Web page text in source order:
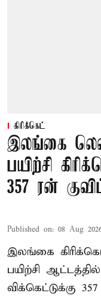
கிரிக்கெட்
இலங்கை
பயிற்சி
357 ரன்
Published on: 08 Aug
இலங்கை
பயிற்சி
விக்கெட்டுக்கு